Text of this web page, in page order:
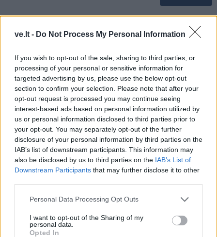
ve.lt - Do Not Process My Personal Information
If you wish to opt-out of the sale, sharing to third parties, or
processing of your personal or sensitive information for
targeted advertising by us, please use the below opt-out
section to confirm your selection. Please note that after your
opt-out request is processed you may continue seeing
interest-based ads based on personal information utilized by
us or personal information disclosed to third parties prior to
your opt-out. You may separately opt-out of the further
disclosure of your personal information by third parties on the
IAB’s list of downstream participants. This information may
also be disclosed by us to third parties on the IAB’s List of
Downstream Participants that may further disclose it to other
Personal Data Processing Opt Outs
I want to opt-out of the Sharing of my
personal data.
Opted In
TAIP PAT SKAITYKITE